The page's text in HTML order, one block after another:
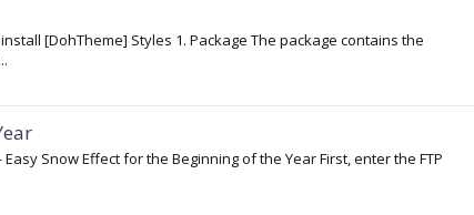
[DohTheme] Styles 1. Package The package contains the
Snow Effect for the Beginning of the Year First, enter the FTP